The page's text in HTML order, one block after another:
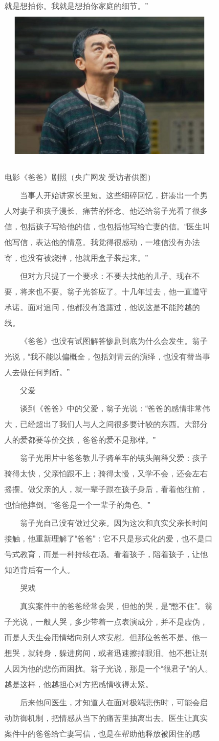
就是想拍你。我就是想拍你家庭的细节。”
电影《爸爸》剧照（央广网发 受访者供图）
当事人开始讲家长里短。这些细碎回忆，拼凑出一个男
人对妻子和孩子漫长、痛苦的怀念。他还给翁子光看了很多
信，包括孩子写给他的信，也包括他写给亡妻的信。“医生叫
他写信，表达他的情意。我觉得很感动，一堆信没有办法
寄，也没有被烧掉，他就用盒子装起来。”
但对方只提了一个要求：不要去找他的儿子。现在不
要，将来也不要。翁子光答应了。十几年过去，他一直遵守
承诺。面对追问，他都没有透露过，他说这是不能跨越的
线。
《爸爸》也没有试图解答惨剧到底为什么会发生。翁子
光说，“我不能以偏概全，包括刘青云的演绎，也没有替当事
人去做任何判断。”
父爱
谈到《爸爸》中的父爱，翁子光说：“爸爸的感情非常伟
大，已经超出了我们人与人之间很多要计较的东西。大部分
人的爱都要等价交换，爸爸的爱不是那样。”
翁子光用片中爸爸教儿子骑单车的镜头阐释父爱：孩子
骑得太快，父亲怕跟不上；骑得太慢，又学不会，还会左右
摇摆。做父亲的人，就一辈子跟在孩子身后，看着他往前，
也怕他摔倒。“爸爸是一个一辈子的角色。”
翁子光自己没有做过父亲。因为这次和真实父亲长时间
接触，他重新理解了“爸爸”：它不只是形式化的爱，也不是口
号式教育，而是一种持续在场。看着孩子，陪着孩子，让他
知道背后有一个人。
哭戏
真实案件中的爸爸经常会哭，但他的哭，是“憋不住”。翁
子光说，一般人哭，多少带着一点表演成分，并不是虚伪，
而是人天生会用情绪向别人求安慰。但那位爸爸不是。他一
想哭，就转身，躲进房间，或者迅速擦掉眼泪。他不想让别
人因为他的悲伤而困扰。翁子光说，那是一个“很君子”的人。
越是这样，他越担心对方把感情收得太紧。
后来他问医生，才知道人在面对极端悲伤时，可能会启
动防御机制，把情感从当下的痛苦里抽离出去。医生让真实
案件中的爸爸给亡妻写信，也是在帮助他释放被困住的感